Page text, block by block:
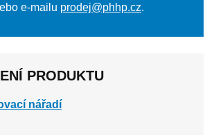
e-mailu prodej@phhp.cz.
PRODUKTU
nářadí